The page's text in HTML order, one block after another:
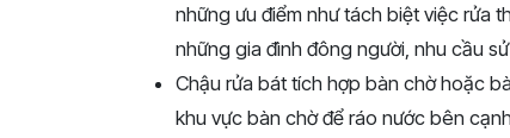
những ưu điểm như tách biệt việc rửa
những gia đình đông người, nhu cầu
Chậu rửa bát tích hợp bàn chờ hoặc
khu vực bàn chờ để ráo nước bên